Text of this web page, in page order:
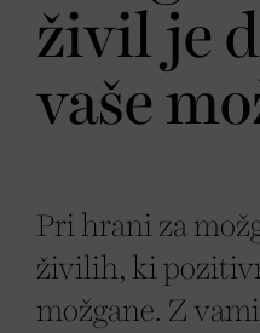
živil je
vaše
Pri hrani za
živilih, ki
možgane. Z